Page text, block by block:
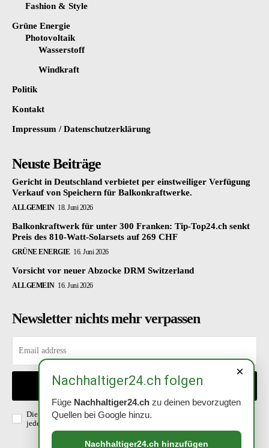
Fashion & Style
Grüne Energie
Photovoltaik
Wasserstoff
Windkraft
Politik
Kontakt
Impressum / Datenschutzerklärung
Neuste Beiträge
Gericht in Deutschland verbietet per einstweiliger Verfügung
Verkauf von Speichern für Balkonkraftwerke.
ALLGEMEIN 18. Juni 2026
Balkonkraftwerk für unter 300 Franken: Tip-Top24.ch senkt
Preis des 810-Watt-Solarsets auf 269 CHF
GRÜNE ENERGIE 16. Juni 2026
Vorsicht vor neuer Abzocke DRM Switzerland
ALLGEMEIN 16. Juni 2026
Newsletter nichts mehr verpassen
EINTRAGEN
Die Richtlinien habe ich gelesen und akzeptiert. Abmeldung ist
jederzeit möglich.
Datenschutzerklärung
×
Nachhaltiger24.ch folgen
Füge Nachhaltiger24.ch zu deinen bevorzugten
Quellen bei Google hinzu.
Nachhaltiger24.ch hinzufügen